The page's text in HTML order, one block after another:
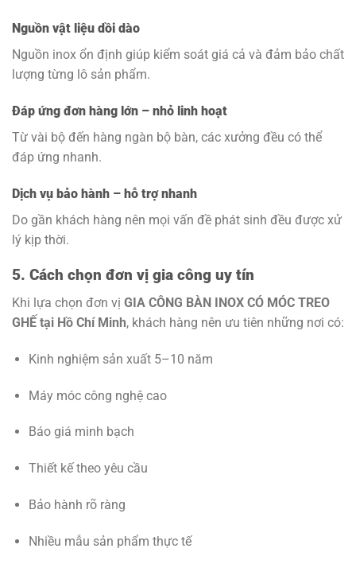
Nguồn vật liệu dồi dào
Nguồn inox ổn định giúp kiểm soát giá cả và đảm bảo chất
lượng từng lô sản phẩm.
Đáp ứng đơn hàng lớn – nhỏ linh hoạt
Từ vài bộ đến hàng ngàn bộ bàn, các xưởng đều có thể
đáp ứng nhanh.
Dịch vụ bảo hành – hỗ trợ nhanh
Do gần khách hàng nên mọi vấn đề phát sinh đều được xử
lý kịp thời.
5. Cách chọn đơn vị gia công uy tín
Khi lựa chọn đơn vị GIA CÔNG BÀN INOX CÓ MÓC TREO
GHẾ tại Hồ Chí Minh, khách hàng nên ưu tiên những nơi có:
Kinh nghiệm sản xuất 5–10 năm
Máy móc công nghệ cao
Báo giá minh bạch
Thiết kế theo yêu cầu
Bảo hành rõ ràng
Nhiều mẫu sản phẩm thực tế